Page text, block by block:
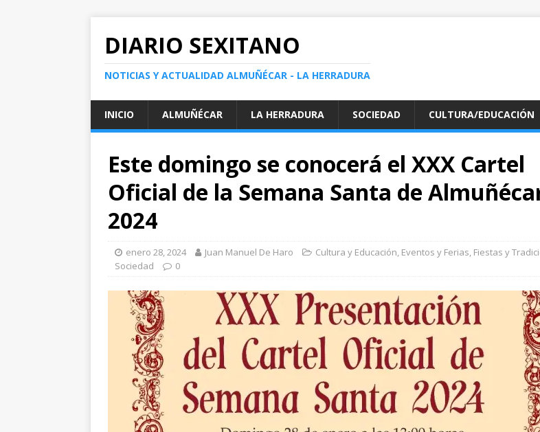
DIARIO SEXITANO
NOTICIAS Y ACTUALIDAD ALMUÑÉCAR - LA HERRADURA
INICIO ALMUÑÉCAR LA HERRADURA SOCIEDAD CULTURA/EDUCACIÓN
Este domingo se conocerá el XXX Cartel
Oficial de la Semana Santa de
2024
enero 28, 2024 Juan Manuel De Haro Cultura y Educación, Eventos y Ferias, Fiestas y
Sociedad
0